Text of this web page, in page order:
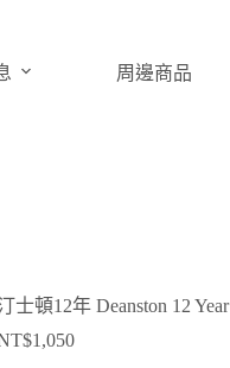
周邊商品
士頓12年 Deanston 12 Year
1,050